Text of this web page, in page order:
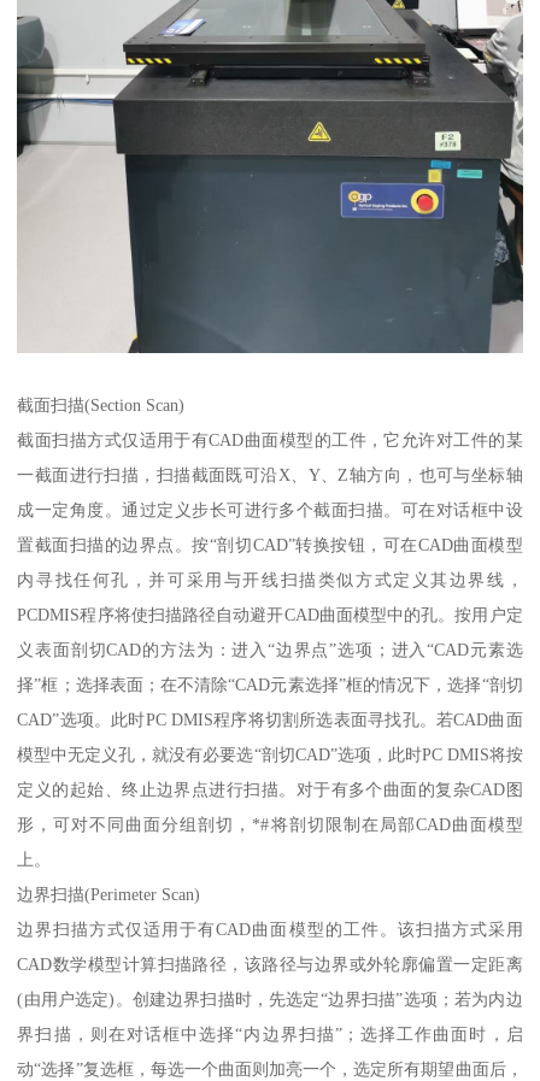
截面扫描(Section Scan)
截面扫描方式仅适用于有CAD曲面模型的工件，它允许对工件的某
一截面进行扫描，扫描截面既可沿X、Y、Z轴方向，也可与坐标轴
成一定角度。通过定义步长可进行多个截面扫描。可在对话框中设
置截面扫描的边界点。按“剖切CAD”转换按钮，可在CAD曲面模型
内寻找任何孔，并可采用与开线扫描类似方式定义其边界线，
PCDMIS程序将使扫描路径自动避开CAD曲面模型中的孔。按用户定
义表面剖切CAD的方法为：进入“边界点”选项；进入“CAD元素选
择”框；选择表面；在不清除“CAD元素选择”框的情况下，选择“剖切
CAD”选项。此时PC DMIS程序将切割所选表面寻找孔。若CAD曲面
模型中无定义孔，就没有必要选“剖切CAD”选项，此时PC DMIS将按
定义的起始、终止边界点进行扫描。对于有多个曲面的复杂CAD图
形，可对不同曲面分组剖切，*#将剖切限制在局部CAD曲面模型
上。
边界扫描(Perimeter Scan)
边界扫描方式仅适用于有CAD曲面模型的工件。该扫描方式采用
CAD数学模型计算扫描路径，该路径与边界或外轮廓偏置一定距离
(由用户选定)。创建边界扫描时，先选定“边界扫描”选项；若为内边
界扫描，则在对话框中选择“内边界扫描”；选择工作曲面时，启
动“选择”复选框，每选一个曲面则加亮一个，选定所有期望曲面后，